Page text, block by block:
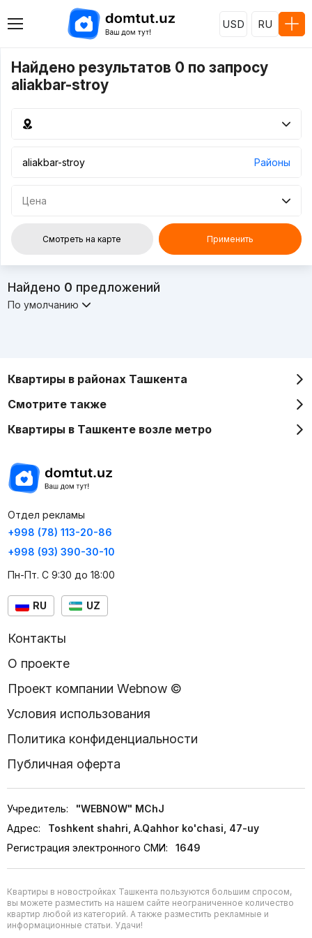
USD RU
Найдено результатов 0 по запросу
aliakbar-stroy
Районы
Цена
Смотреть на карте Применить
Найдено 0 предложений
По умолчанию
Квартиры в районах Ташкента
Смотрите также
Квартиры в Ташкенте возле метро
Отдел рекламы
+998 (78) 113-20-86
+998 (93) 390-30-10
Пн-Пт. С 9:30 до 18:00
RU UZ
Контакты
О проекте
Проект компании Webnow ©
Условия использования
Политика конфиденциальности
Публичная оферта
Учредитель:
"WEBNOW" MChJ
Адрес:
Toshkent shahri, A.Qahhor ko'chasi, 47-uy
Регистрация электронного СМИ:
1649
Квартиры в новостройках Ташкента пользуются большим спросом,
вы можете разместить на нашем сайте неограниченное количество
квартир любой из категорий. А также разместить рекламные и
информационные статьи. Удачи!